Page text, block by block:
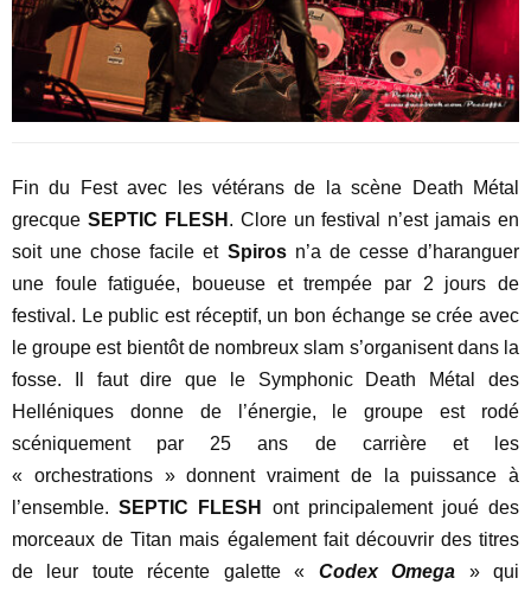
Fin du Fest avec les vétérans de la scène Death Métal
grecque SEPTIC FLESH . Clore un festival n’est jamais en
soit une chose facile et Spirosn’a de cesse d’haranguer
une foule fatiguée, boueuse et trempée par 2 jours de
festival. Le public est réceptif, un bon échange se crée avec
le groupe est bientôt de nombreux slam s’organisent dans la
fosse. Il faut dire que le Symphonic Death Métal des
Helléniques donne de l’énergie, le groupe est rodé
scéniquement par 25 ans de carrière et les
« orchestrations » donnent vraiment de la puissance à
l’ensemble.SEPTIC FLESH
ont principalement joué des
morceaux de Titan mais également fait découvrir des titres
de leur toute récente galette « Codex Omega » qui